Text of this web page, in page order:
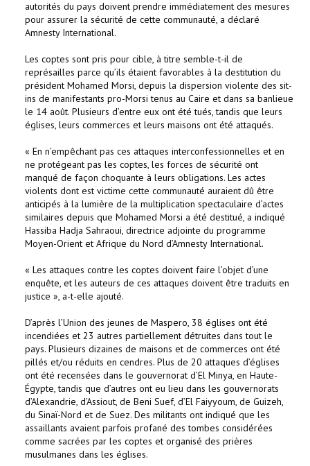
autorités du pays doivent prendre immédiatement des mesures
pour assurer la sécurité de cette communauté, a déclaré
Amnesty International.
Les coptes sont pris pour cible, à titre semble-t-il de
représailles parce qu’ils étaient favorables à la destitution du
président Mohamed Morsi, depuis la dispersion violente des sit-
ins de manifestants pro-Morsi tenus au Caire et dans sa banlieue
le 14 août. Plusieurs d’entre eux ont été tués, tandis que leurs
églises, leurs commerces et leurs maisons ont été attaqués.
« En n’empêchant pas ces attaques interconfessionnelles et en
ne protégeant pas les coptes, les forces de sécurité ont
manqué de façon choquante à leurs obligations. Les actes
violents dont est victime cette communauté auraient dû être
anticipés à la lumière de la multiplication spectaculaire d’actes
similaires depuis que Mohamed Morsi a été destitué, a indiqué
Hassiba Hadja Sahraoui, directrice adjointe du programme
Moyen-Orient et Afrique du Nord d’Amnesty International.
« Les attaques contre les coptes doivent faire l’objet d’une
enquête, et les auteurs de ces attaques doivent être traduits en
justice », a-t-elle ajouté.
D’après l’Union des jeunes de Maspero, 38 églises ont été
incendiées et 23 autres partiellement détruites dans tout le
pays. Plusieurs dizaines de maisons et de commerces ont été
pillés et/ou réduits en cendres. Plus de 20 attaques d’églises
ont été recensées dans le gouvernorat d’El Minya, en Haute-
Égypte, tandis que d’autres ont eu lieu dans les gouvernorats
d’Alexandrie, d’Assiout, de Beni Suef, d’El Faiyyoum, de Guizeh,
du Sinaï-Nord et de Suez. Des militants ont indiqué que les
assaillants avaient parfois profané des tombes considérées
comme sacrées par les coptes et organisé des prières
musulmanes dans les églises.